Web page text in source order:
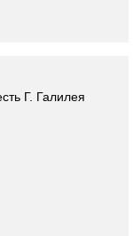
Г. Галилея